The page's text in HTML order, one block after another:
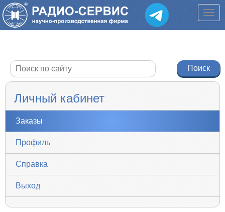
Личный кабинет
Заказы
Профиль
Справка
Выход